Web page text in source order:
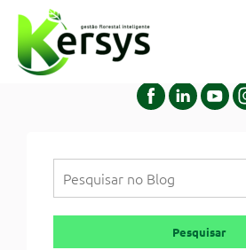
Tag:
Pesquisar
Pesquisar